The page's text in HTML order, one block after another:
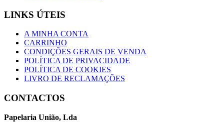
LINKS ÚTEIS
A MINHA CONTA
CARRINHO
CONDIÇÕES GERAIS DE VENDA
POLÍTICA DE PRIVACIDADE
POLÍTICA DE COOKIES
LIVRO DE RECLAMAÇÕES
CONTACTOS
Papelaria União, Lda